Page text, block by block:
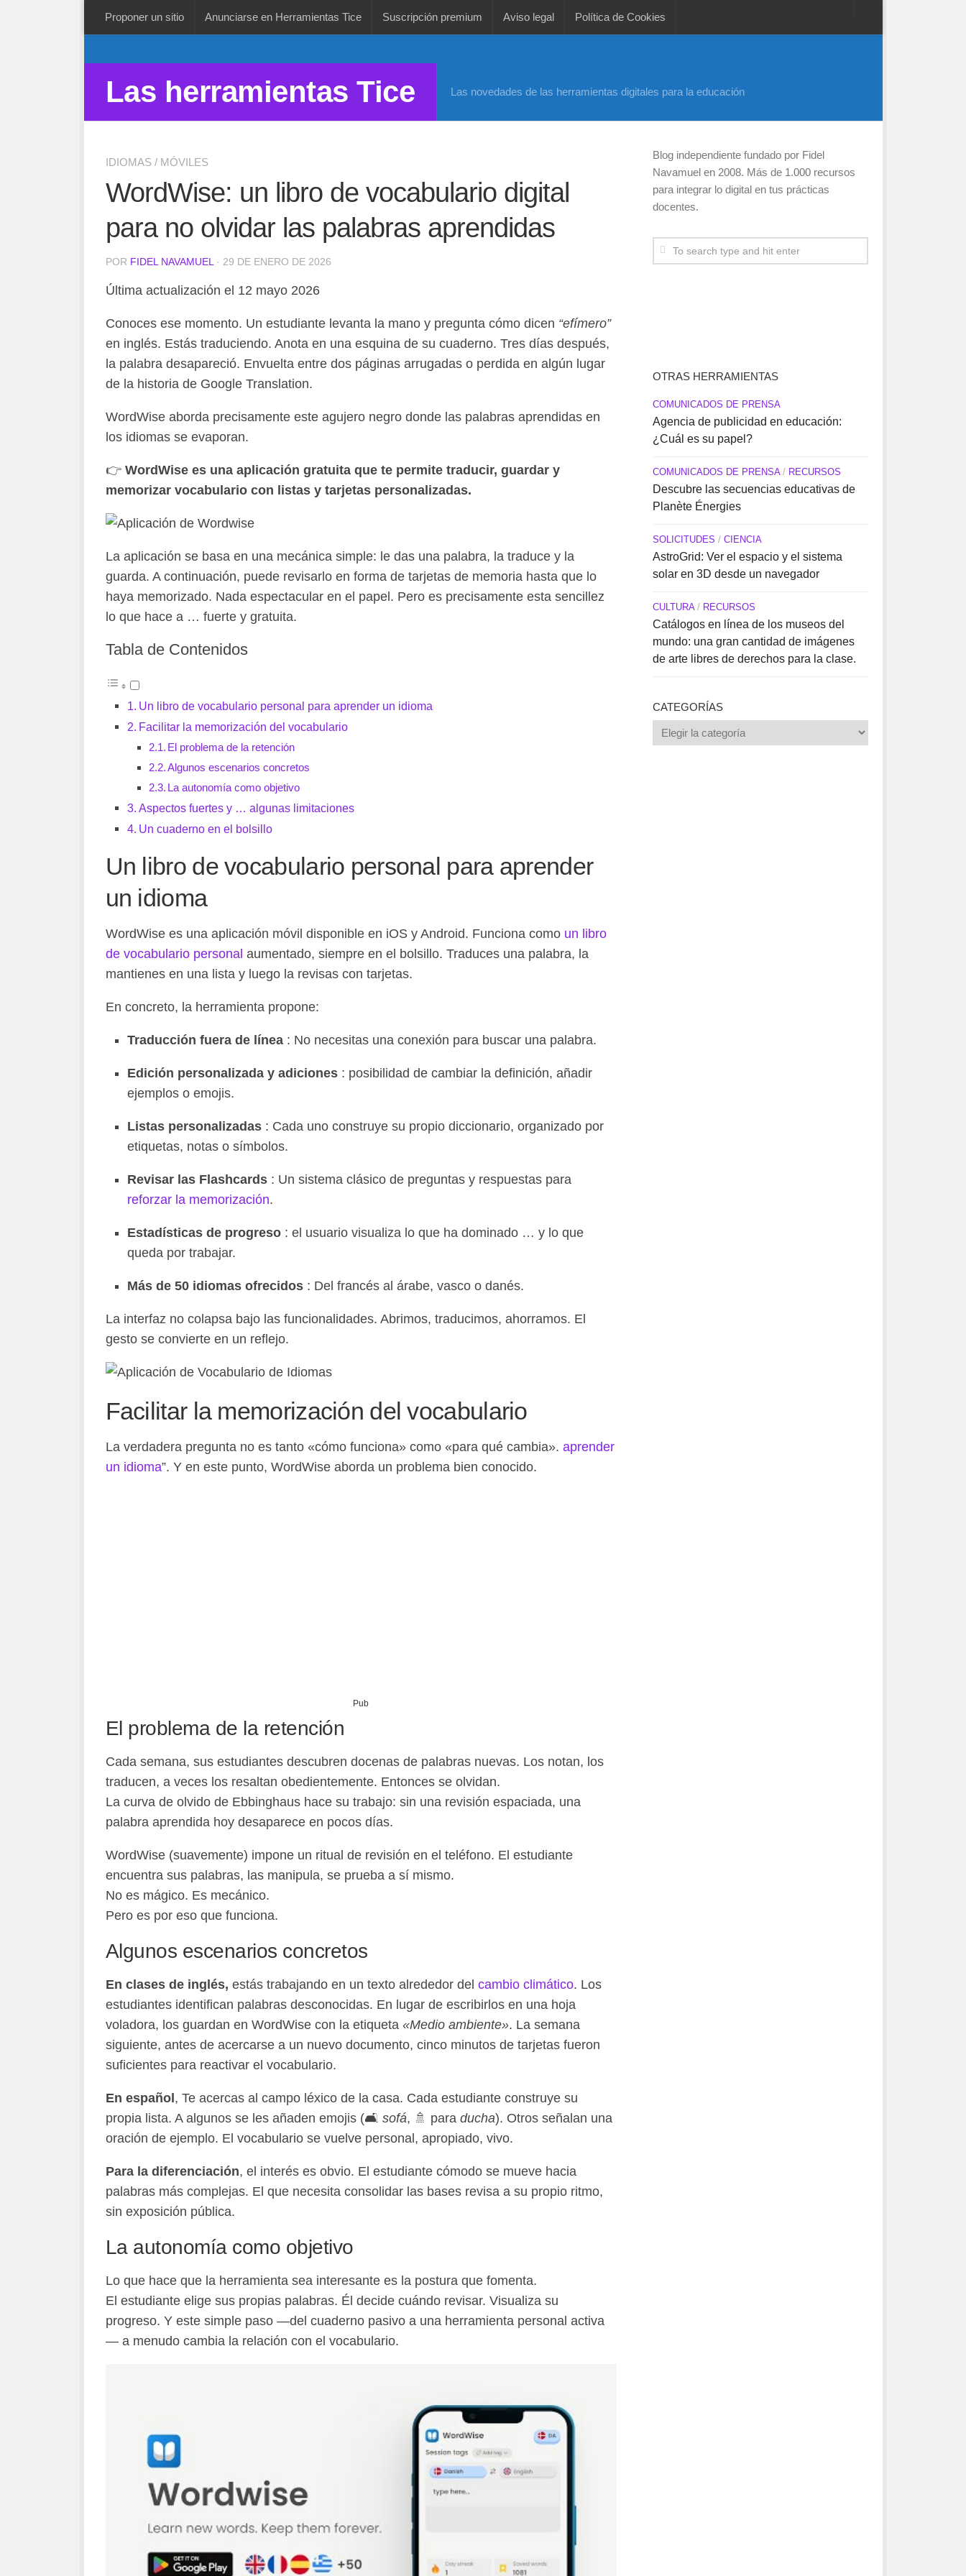
Proponer un sitio Anunciarse en Herramientas Tice Suscripción premium Aviso legal Política de Cookies
Las herramientas Tice Las novedades de las herramientas digitales para la educación
IDIOMAS / MÓVILES
WordWise: un libro de vocabulario digital
para no olvidar las palabras aprendidas
POR FIDEL NAVAMUEL · 29 DE ENERO DE 2026
Última actualización el 12 mayo 2026
Conoces ese momento. Un estudiante levanta la mano y pregunta cómo dicen “efímero”
en inglés. Estás traduciendo. Anota en una esquina de su cuaderno. Tres días después,
la palabra desapareció. Envuelta entre dos páginas arrugadas o perdida en algún lugar
de la historia de Google Translation.
WordWise aborda precisamente este agujero negro donde las palabras aprendidas en
los idiomas se evaporan.
👉 WordWise es una aplicación gratuita que te permite traducir, guardar y
memorizar vocabulario con listas y tarjetas personalizadas.
La aplicación se basa en una mecánica simple: le das una palabra, la traduce y la
guarda. A continuación, puede revisarlo en forma de tarjetas de memoria hasta que lo
haya memorizado. Nada espectacular en el papel. Pero es precisamente esta sencillez
lo que hace a … fuerte y gratuita.
Tabla de Contenidos
Un libro de vocabulario personal para aprender un idioma
Facilitar la memorización del vocabulario
El problema de la retención
Algunos escenarios concretos
La autonomía como objetivo
Aspectos fuertes y … algunas limitaciones
Un cuaderno en el bolsillo
Un libro de vocabulario personal para aprender
un idioma
WordWise es una aplicación móvil disponible en iOS y Android. Funciona como un libro
de vocabulario personal aumentado, siempre en el bolsillo. Traduces una palabra, la
mantienes en una lista y luego la revisas con tarjetas.
En concreto, la herramienta propone:
Traducción fuera de línea: No necesitas una conexión para buscar una palabra.
Edición personalizada y adiciones: posibilidad de cambiar la definición, añadir
ejemplos o emojis.
Listas personalizadas: Cada uno construye su propio diccionario, organizado por
etiquetas, notas o símbolos.
Revisar las Flashcards: Un sistema clásico de preguntas y respuestas para
reforzar la memorización.
Estadísticas de progreso: el usuario visualiza lo que ha dominado … y lo que
queda por trabajar.
Más de 50 idiomas ofrecidos: Del francés al árabe, vasco o danés.
La interfaz no colapsa bajo las funcionalidades. Abrimos, traducimos, ahorramos. El
gesto se convierte en un reflejo.
Facilitar la memorización del vocabulario
La verdadera pregunta no es tanto «cómo funciona» como «para qué cambia». aprender
un idioma”. Y en este punto, WordWise aborda un problema bien conocido.
Pub
El problema de la retención
Cada semana, sus estudiantes descubren docenas de palabras nuevas. Los notan, los
traducen, a veces los resaltan obedientemente. Entonces se olvidan.
La curva de olvido de Ebbinghaus hace su trabajo: sin una revisión espaciada, una
palabra aprendida hoy desaparece en pocos días.
WordWise (suavemente) impone un ritual de revisión en el teléfono. El estudiante
encuentra sus palabras, las manipula, se prueba a sí mismo.
No es mágico. Es mecánico.
Pero es por eso que funciona.
Algunos escenarios concretos
En clases de inglés, estás trabajando en un texto alrededor del cambio climático. Los
estudiantes identifican palabras desconocidas. En lugar de escribirlos en una hoja
voladora, los guardan en WordWise con la etiqueta «Medio ambiente». La semana
siguiente, antes de acercarse a un nuevo documento, cinco minutos de tarjetas fueron
suficientes para reactivar el vocabulario.
En español, Te acercas al campo léxico de la casa. Cada estudiante construye su
propia lista. A algunos se les añaden emojis (🛋 sofá, 🚿 para ducha). Otros señalan una
oración de ejemplo. El vocabulario se vuelve personal, apropiado, vivo.
Para la diferenciación, el interés es obvio. El estudiante cómodo se mueve hacia
palabras más complejas. El que necesita consolidar las bases revisa a su propio ritmo,
sin exposición pública.
La autonomía como objetivo
Lo que hace que la herramienta sea interesante es la postura que fomenta.
El estudiante elige sus propias palabras. Él decide cuándo revisar. Visualiza su
progreso. Y este simple paso —del cuaderno pasivo a una herramienta personal activa
— a menudo cambia la relación con el vocabulario.
Blog independiente fundado por Fidel
Navamuel en 2008. Más de 1.000 recursos
para integrar lo digital en tus prácticas
docentes.
OTRAS HERRAMIENTAS
COMUNICADOS DE PRENSA
Agencia de publicidad en educación:
¿Cuál es su papel?
COMUNICADOS DE PRENSA/ RECURSOS
Descubre las secuencias educativas de
Planète Énergies
SOLICITUDES / CIENCIA
AstroGrid: Ver el espacio y el sistema
solar en 3D desde un navegador
CULTURA/ RECURSOS
Catálogos en línea de los museos del
mundo: una gran cantidad de imágenes
de arte libres de derechos para la clase.
CATEGORÍAS
Categorías